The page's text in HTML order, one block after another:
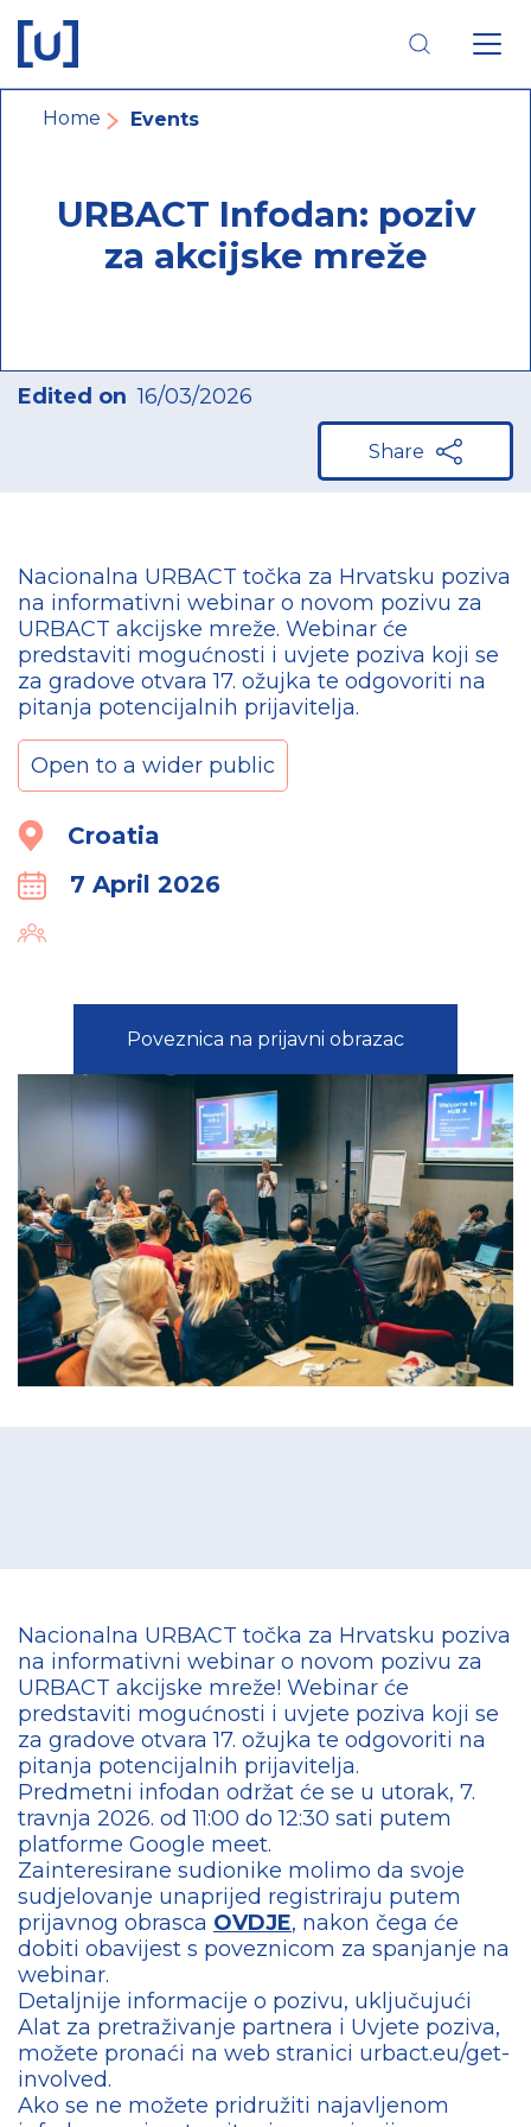
main
navigation
main
content
footer
navigation
Breadcrumb
Home Events
URBACT Infodan: poziv
za akcijske mreže
Edited on 16/03/2026
Share
Nacionalna URBACT točka za Hrvatsku poziva
na informativni webinar o novom pozivu za
URBACT akcijske mreže. Webinar će
predstaviti mogućnosti i uvjete poziva koji se
za gradove otvara 17. ožujka te odgovoriti na
pitanja potencijalnih prijavitelja.
Open to a wider public
Location
Croatia
Calender
7 April 2026
Organiser
Poveznica na prijavni obrazac
Nacionalna URBACT točka za Hrvatsku poziva
na informativni webinar o novom pozivu za
URBACT akcijske mreže! Webinar će
predstaviti mogućnosti i uvjete poziva koji se
za gradove otvara 17. ožujka te odgovoriti na
pitanja potencijalnih prijavitelja.
Predmetni infodan održat će se u utorak, 7.
travnja 2026. od 11:00 do 12:30 sati putem
platforme Google meet.
Zainteresirane sudionike molimo da svoje
sudjelovanje unaprijed registriraju putem
prijavnog obrasca OVDJE, nakon čega će
dobiti obavijest s poveznicom za spanjanje na
webinar.
Detaljnije informacije o pozivu, uključujući
Alat za pretraživanje partnera i Uvjete poziva,
možete pronaći na web stranici urbact.eu/get-
involved.
Ako se ne možete pridružiti najavljenom